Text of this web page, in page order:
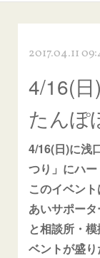
2017.04.11
4/16(
たんぽ
4/16(日)に浅
つり」にハ
このイベント
あいサポー
と相談所・
ベントが盛